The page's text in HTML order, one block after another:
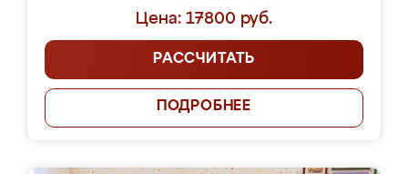
Цена: 17800 руб.
РАССЧИТАТЬ
ПОДРОБНЕЕ